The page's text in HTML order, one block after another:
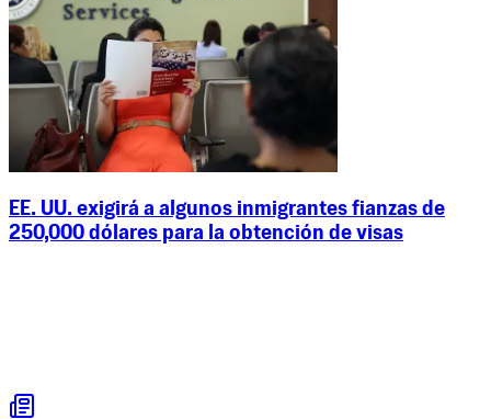
EE. UU. exigirá a algunos inmigrantes fianzas de
250,000 dólares para la obtención de visas